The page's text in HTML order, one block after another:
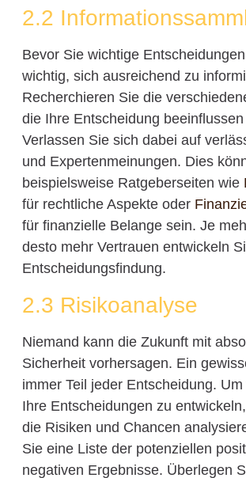
2.2
Bevor Sie wichtige
wichtig, sich ausreichend zu
Recherchieren Sie die
die Ihre Entscheidung
Verlassen Sie sich dabei auf
und Expertenmeinungen. Dies
beispielsweise Ratgeberseiten wie
für rechtliche Aspekte oder
für finanzielle Belange sein. Je
desto mehr Vertrauen entwickeln
Entscheidungsfindung.
2.3 Risikoanalyse
Niemand kann die Zukunft mit
Sicherheit vorhersagen. Ein
immer Teil jeder Entscheidung.
Ihre Entscheidungen zu
die Risiken und Chancen
Sie eine Liste der potenziellen
negativen Ergebnisse. Überlegen